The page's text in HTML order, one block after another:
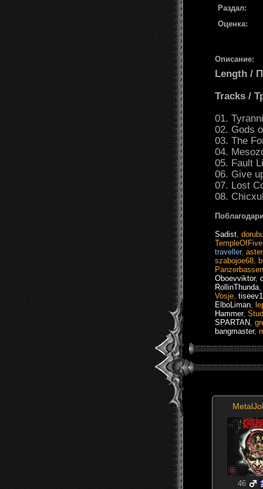
Раздал:
Оценка:
Описание:
Length /
Tracks /
01.
02. Gods
03. The
04.
05. Fault
06. Give
07. Lost
08.
Sadist
TempleOfFive
traveller,
szabojoe68
Panzerbassen
Oboevviktor,
RollinThunda
Vosje
ElboLiman
Hammer,
SPARTAN
bangmaster,
46